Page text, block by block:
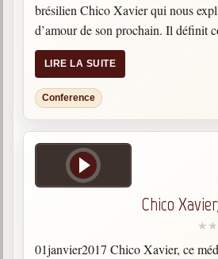
brésilien Chico Xavier qui nous
d’amour de son prochain. Il définit
en s’oubliant ce qui change alors
d’appréhender…
LIRE LA SUITE
Conference
Chico
01janvier2017 Chico Xavier, ce